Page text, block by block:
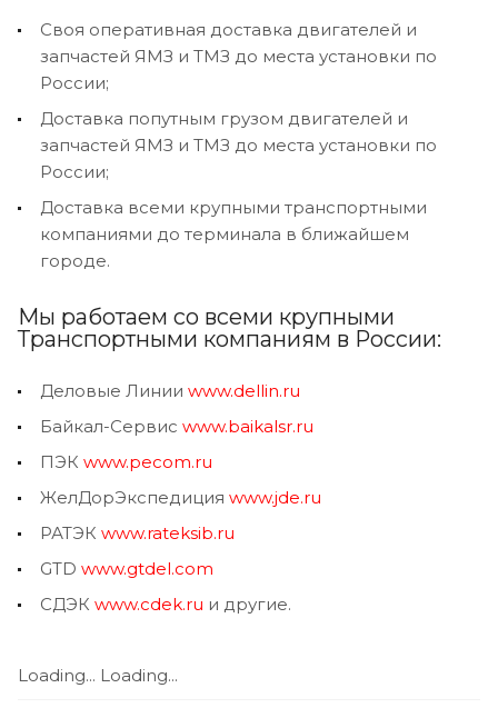
Своя оперативная доставка двигателей и
запчастей ЯМЗ и ТМЗ до места установки по
России;
Доставка попутным грузом двигателей и
запчастей ЯМЗ и ТМЗ до места установки по
России;
Доставка всеми крупными транспортными
компаниями до терминала в ближайшем
городе.
Мы работаем со всеми крупными
Транспортными компаниям в России:
Деловые Линии www.dellin.ru
Байкал-Сервис www.baikalsr.ru
ПЭК www.pecom.ru
ЖелДорЭкспедиция www.jde.ru
РАТЭК www.rateksib.ru
GTD www.gtdel.com
СДЭК www.cdek.ru и другие.
Loading... Loading...